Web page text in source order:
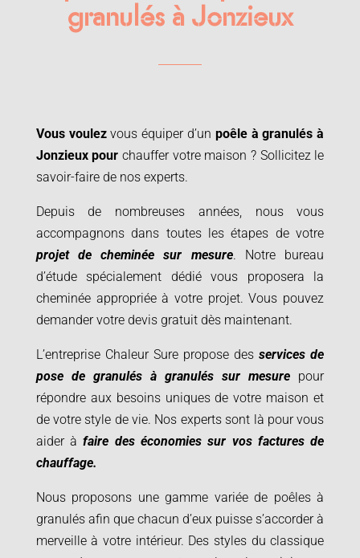
granulés à Jonzieux
Vous voulezvous équiper d’un poêle à granulés à
Jonzieux pourchauffer votre maison ? Sollicitez le
savoir-faire de nos experts.
Depuis de nombreuses années, nous vous
accompagnons dans toutes les étapes de votre
projet de cheminée sur mesure. Notre bureau
d’étude spécialement dédié vous proposera la
cheminée appropriée à votre projet.Vous pouvez
demander votre devis gratuit dès maintenant.
L’entreprise Chaleur Sure propose desservices de
pose de granulés à granulés sur mesure pour
répondre aux besoins uniques de votre maison et
de votre style de vie. Nos experts sont là pour vous
aider àfaire des économies sur vos factures de
chauffage.
Nous proposons une gamme variée de poêles à
granulés afin que chacun d’eux puisse s’accorder à
merveille à votre intérieur. Des styles du classique